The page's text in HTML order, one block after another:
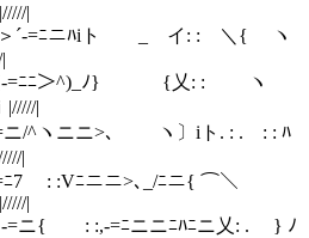
|
＞´-=ﾆニﾊiト _ イ: : ＼{ ヽ
=ﾆﾆ＞^)_ﾉ} {乂: : ヽ
|
=ニ/^ヽニニ>､ ヽ〕iト. : . : : ﾊ
|
ﾆ7 : :Vﾆニニ>､_/ﾆニ{ ⌒＼
|
-=ニ{ : :,-=ﾆニニﾆﾊﾆニ乂: . } ﾉ